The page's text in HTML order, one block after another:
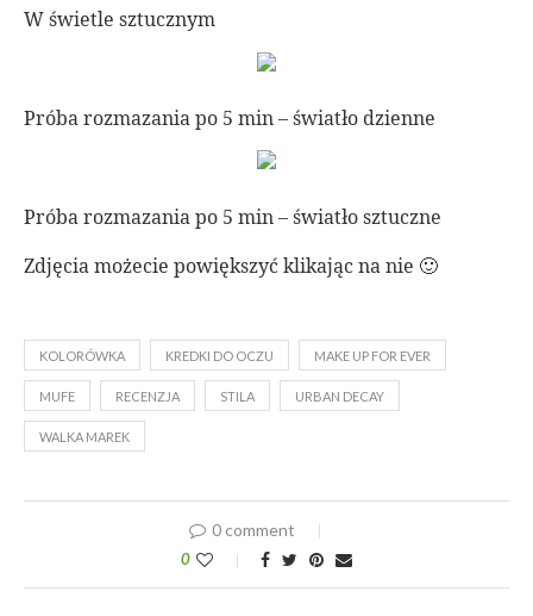
W świetle sztucznym
Próba rozmazania po 5 min – światło dzienne
Próba rozmazania po 5 min – światło sztuczne
Zdjęcia możecie powiększyć klikając na nie 🙂
KOLORÓWKA KREDKI DO OCZU MAKE UP FOR EVER
MUFE RECENZJA STILA URBAN DECAY
WALKA MAREK
0 comment
0